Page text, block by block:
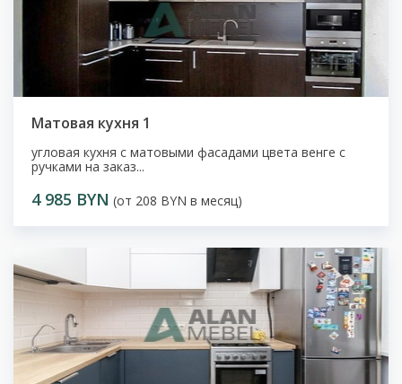
Матовая кухня 1
угловая кухня с матовыми фасадами цвета венге с
ручками на заказ...
4 985 BYN (от 208 BYN в месяц)